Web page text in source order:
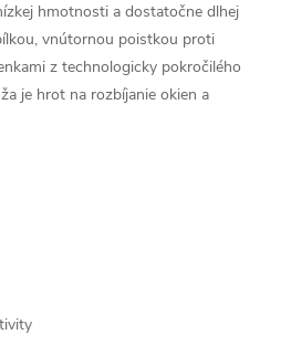
hmotnosti a dostatočne dlhej
vnútornou poistkou proti
z technologicky pokročilého
je hrot na rozbíjanie okien a